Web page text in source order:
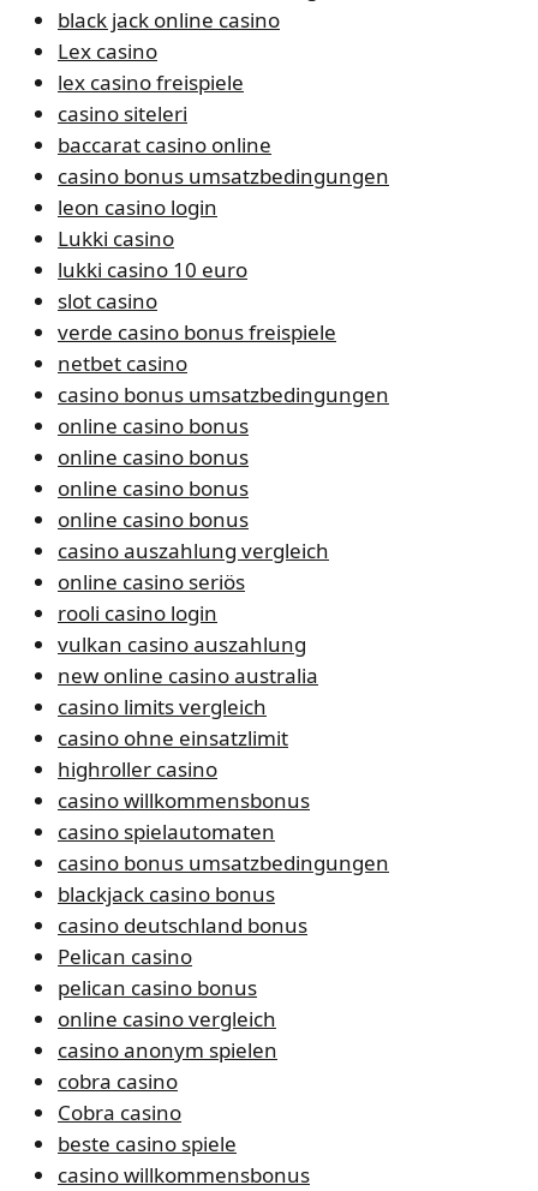
black jack online casino
Lex casino
lex casino freispiele
casino siteleri
baccarat casino online
casino bonus umsatzbedingungen
leon casino login
Lukki casino
lukki casino 10 euro
slot casino
verde casino bonus freispiele
netbet casino
casino bonus umsatzbedingungen
online casino bonus
online casino bonus
online casino bonus
online casino bonus
casino auszahlung vergleich
online casino seriös
rooli casino login
vulkan casino auszahlung
new online casino australia
casino limits vergleich
casino ohne einsatzlimit
highroller casino
casino willkommensbonus
casino spielautomaten
casino bonus umsatzbedingungen
blackjack casino bonus
casino deutschland bonus
Pelican casino
pelican casino bonus
online casino vergleich
casino anonym spielen
cobra casino
Cobra casino
beste casino spiele
casino willkommensbonus